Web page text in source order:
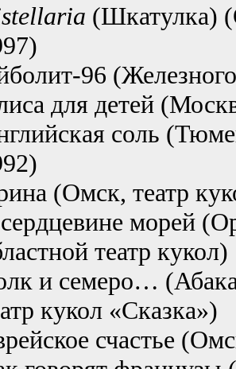
(Шкатулка)
96
для детей
соль
(Омск, театр
морей
театр кукол)
и семеро…
кукол «Сказка»)
счастье